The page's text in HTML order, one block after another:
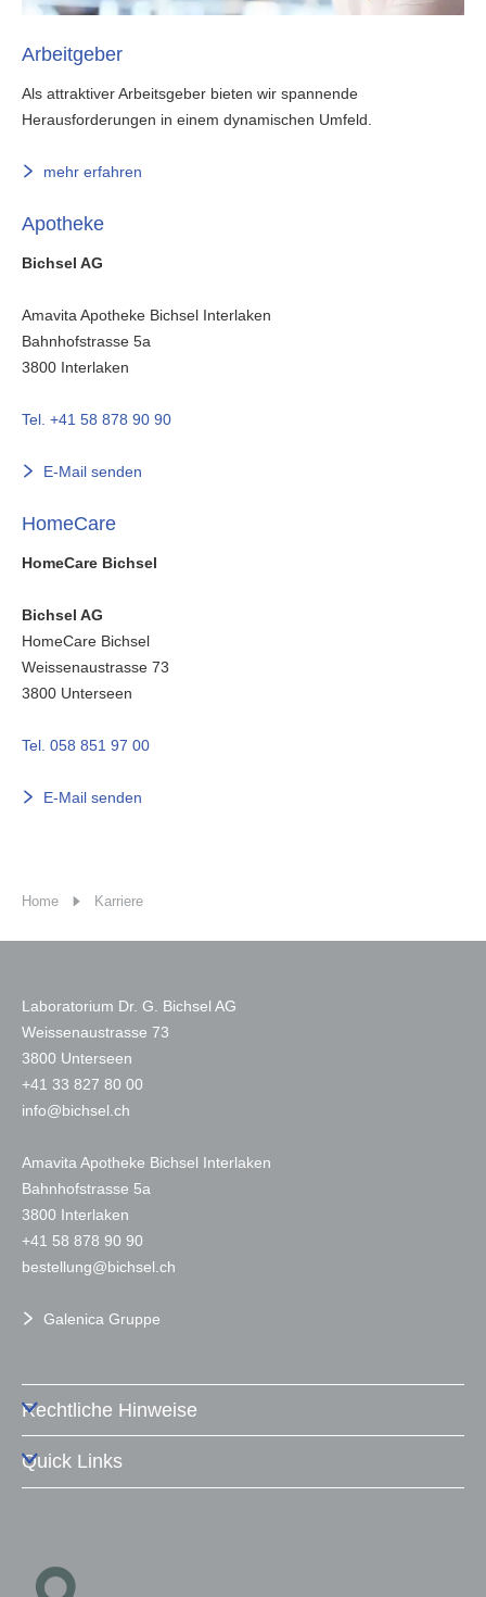
Arbeitgeber
Als attraktiver Arbeitsgeber bieten wir spannende
Herausforderungen in einem dynamischen Umfeld.
mehr erfahren
Apotheke
Bichsel AG
Amavita Apotheke Bichsel Interlaken
Bahnhofstrasse 5a
3800 Interlaken
Tel. +41 58 878 90 90
E-Mail senden
HomeCare
HomeCare Bichsel
Bichsel AG
HomeCare Bichsel
Weissenaustrasse 73
3800 Unterseen
Tel. 058 851 97 00
E-Mail senden
Home Karriere
Laboratorium Dr. G. Bichsel AG
Weissenaustrasse 73
3800 Unterseen
+41 33 827 80 00
nf
b chs l ch
Amavita Apotheke Bichsel Interlaken
Bahnhofstrasse 5a
3800 Interlaken
+41 58 878 90 90
b st ll ng b chs l ch
Galenica Gruppe
Rechtliche Hinweise
Quick Links